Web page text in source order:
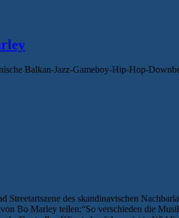
Balkan-Jazz-Gameboy-Hip-Hop-
des skandinavischen
Bo Marley teilen:“So verschieden die